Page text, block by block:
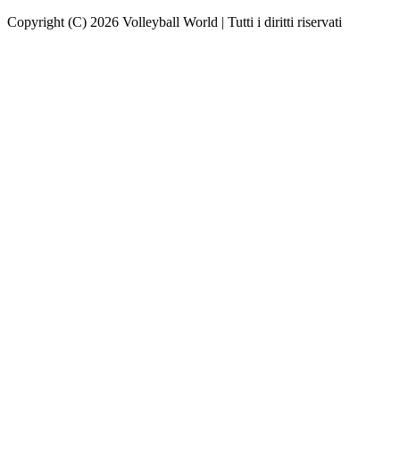
Copyright (C) 2026 Volleyball World | Tutti i diritti riservati